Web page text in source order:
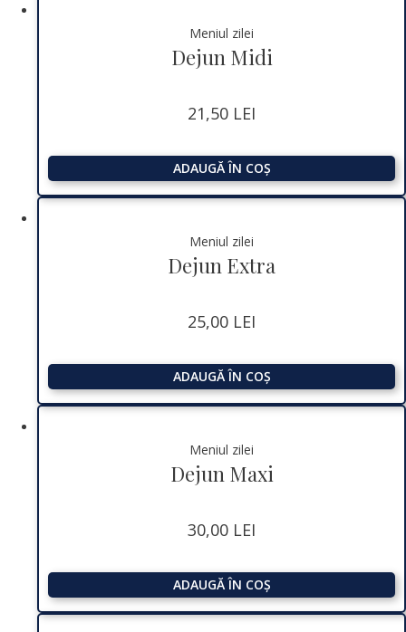
Meniul zilei
Dejun Midi
21,50 LEI
ADAUGĂ ÎN COȘ
Meniul zilei
Dejun Extra
25,00 LEI
ADAUGĂ ÎN COȘ
Meniul zilei
Dejun Maxi
30,00 LEI
ADAUGĂ ÎN COȘ